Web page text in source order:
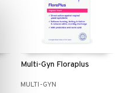
Multi-Gyn Floraplus
MULTI-GYN